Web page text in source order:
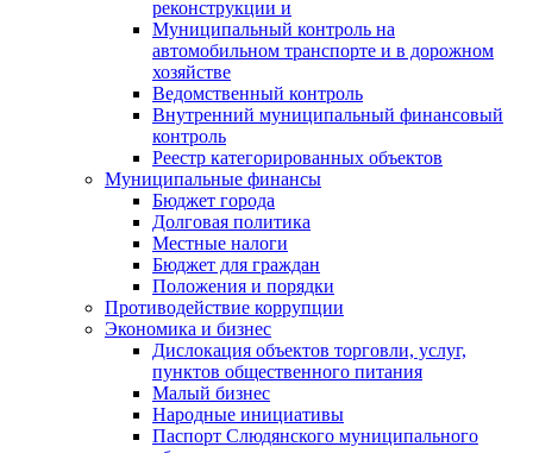
реконструкции и
Муниципальный контроль на
автомобильном транспорте и в дорожном
хозяйстве
Ведомственный контроль
Внутренний муниципальный финансовый
контроль
Реестр категорированных объектов
Муниципальные финансы
Бюджет города
Долговая политика
Местные налоги
Бюджет для граждан
Положения и порядки
Противодействие коррупции
Экономика и бизнес
Дислокация объектов торговли, услуг,
пунктов общественного питания
Малый бизнес
Народные инициативы
Паспорт Слюдянского муниципального